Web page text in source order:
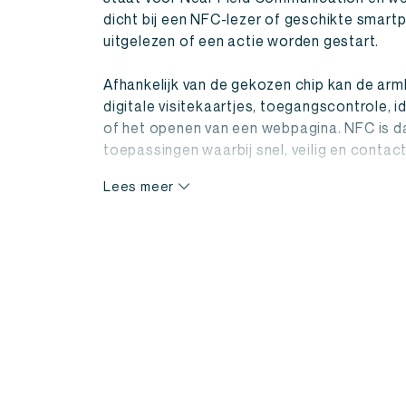
dicht bij een NFC-lezer of geschikte
uitgelezen of een actie worden gestart.
Afhankelijk van de gekozen chip kan de
digitale visitekaartjes, toegangscontrole,
of het openen van een webpagina. NFC is
toepassingen waarbij snel, veilig en
Voordelen van bedrukte NFC
Lees meer